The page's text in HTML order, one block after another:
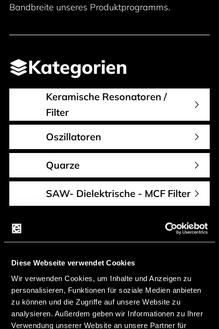
Diese Webseite verwendet Cookies
Wir verwenden Cookies, um Inhalte und Anzeigen zu
personalisieren, Funktionen für soziale Medien anbieten
zu können und die Zugriffe auf unsere Website zu
analysieren. Außerdem geben wir Informationen zu Ihrer
Verwendung unserer Website an unsere Partner für
Bandbreite unseres Produktprogramms.
Kategorien
Keramische Resonatoren /
Filter
Oszillatoren
Quarze
SAW- Dielektrische - MCF Filter
Kontakt
endrich steht für den Design-In-Vertrieb hochwertiger
elektronischer Bauelemente. Wir legen großen Wert
auf Qualität und Zuverlässigkeit. Deshalb arbeiten wir